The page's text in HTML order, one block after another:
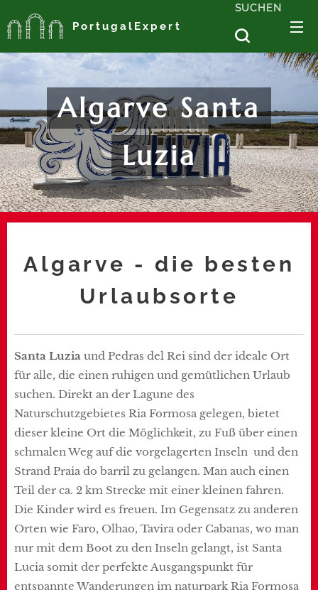
PortugalExpert
SUCHEN
Algarve Santa
Luzia
Algarve - die besten
Urlaubsorte
Santa Luzia und Pedras del Rei sind der ideale Ort
für alle, die einen ruhigen und gemütlichen Urlaub
suchen. Direkt an der Lagune des
Naturschutzgebietes Ria Formosa gelegen, bietet
dieser kleine Ort die Möglichkeit, zu Fuß über einen
schmalen Weg auf die vorgelagerten Inseln und den
Strand Praia do barril zu gelangen. Man auch einen
Teil der ca. 2 km Strecke mit einer kleinen fahren.
Die Kinder wird es freuen. Im Gegensatz zu anderen
Orten wie Faro, Olhao, Tavira oder Cabanas, wo man
nur mit dem Boot zu den Inseln gelangt, ist Santa
Lucia somit der perfekte Ausgangspunkt für
entspannte Wanderungen im naturpark Ria Formosa